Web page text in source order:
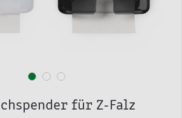
für Z-Falz